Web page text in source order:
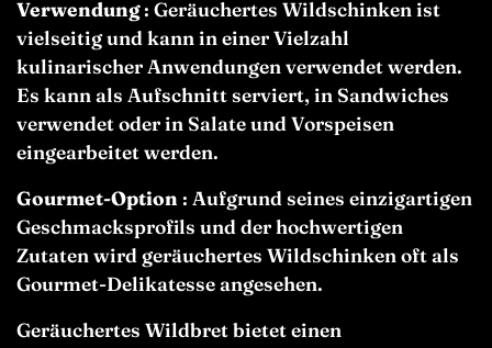
Verwendung: Geräuchertes Wildschinkenist
vielseitig und kann in einer Vielzahl
kulinarischer Anwendungen verwendet werden.
Es kann als Aufschnitt serviert, in Sandwiches
verwendet oder in Salate und Vorspeisen
eingearbeitet werden.
Gourmet-Option : Aufgrund seines einzigartigen
Geschmacksprofils und der hochwertigen
Zutaten wirdgeräuchertes Wildschinkenoft als
Gourmet-Delikatesse angesehen.
Geräuchertes Wildbret bietet einen